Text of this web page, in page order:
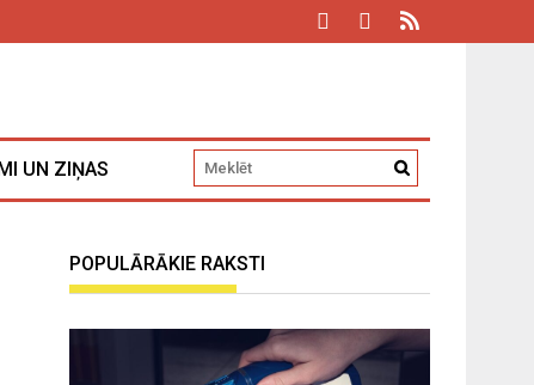
UN ZIŅAS
POPULĀRĀKIE RAKSTI